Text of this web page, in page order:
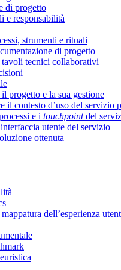
di progetto
e responsabilità
strumenti e rituali
di progetto
tecnici collaborativi
progetto e la sua gestione
il contesto d’uso del servizio
e i touchpointdel
utente del servizio
ottenuta
dell’esperienza